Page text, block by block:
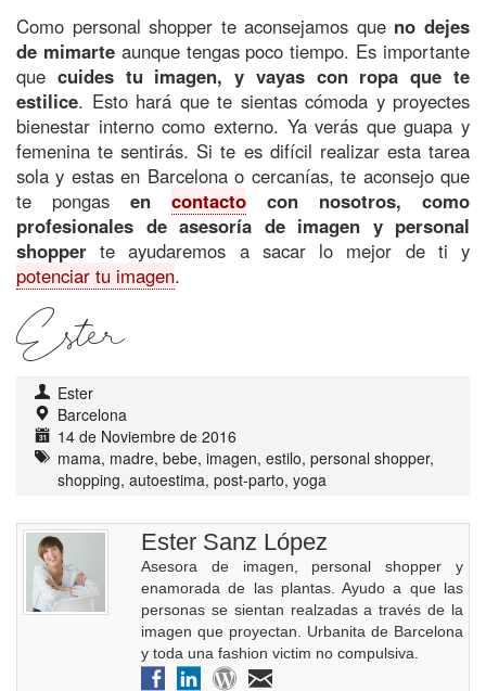
Como personal shopper te aconsejamos que no dejes
de mimarte aunque tengas poco tiempo. Es importante
que cuides tu imagen, y vayas con ropa que te
estilice. Esto hará que te sientas cómoda y proyectes
bienestar interno como externo. Ya verás que guapa y
femenina te sentirás. Si te es difícil realizar esta tarea
sola y estas en Barcelona o cercanías, te aconsejo que
te pongas en contacto con nosotros, como
profesionales de asesoría de imagen y personal
shopperte ayudaremos a sacar lo mejor de ti y
potenciar tu imagen.
Ester
Ester
Barcelona
14 de Noviembre de 2016
mama, madre, bebe, imagen, estilo, personal shopper,
shopping, autoestima, post-parto, yoga
Ester Sanz López
Asesora de imagen, personal shopper y
enamorada de las plantas. Ayudo a que las
personas se sientan realzadas a través de la
imagen que proyectan. Urbanita de Barcelona
y toda una fashion victim no compulsiva.